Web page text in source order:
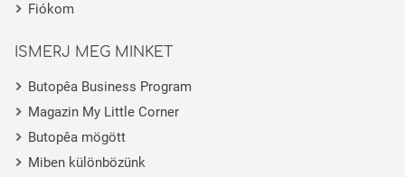
Fiókom
ISMERJ MEG MINKET
Butopêa Business Program
Magazin My Little Corner
Butopêa mögött
Miben különbözünk